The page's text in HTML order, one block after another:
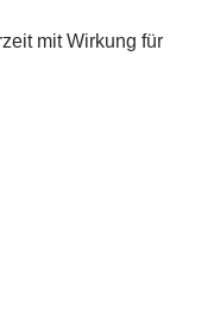
mit Wirkung für